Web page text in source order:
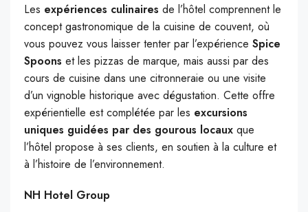
Les expériences culinaires de l’hôtel comprennent le
concept gastronomique de la cuisine de couvent, où
vous pouvez vous laisser tenter par l’expérience Spice
Spoons et les pizzas de marque, mais aussi par des
cours de cuisine dans une citronneraie ou une visite
d’un vignoble historique avec dégustation. Cette offre
expérientielle est complétée par les excursions
uniques guidées par des gourous locaux que
l’hôtel propose à ses clients, en soutien à la culture et
à l’histoire de l’environnement.
NH Hotel Group